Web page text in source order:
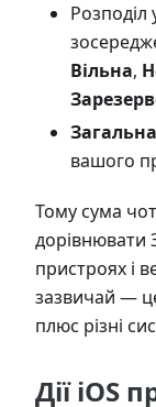
Розподіл
Вільна,
Загальна
вашого
Тому сума
дорівнювати
пристроях і
зазвичай —
плюс різні
Дії iOS